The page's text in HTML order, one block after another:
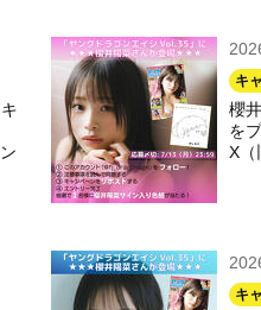
キ
櫻
を
X（
キ